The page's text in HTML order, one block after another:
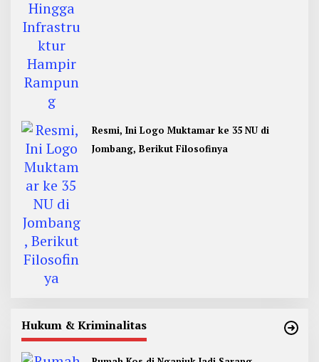
Resmi, Ini Logo Muktamar ke 35 NU di
Jombang, Berikut Filosofinya
Hukum & Kriminalitas